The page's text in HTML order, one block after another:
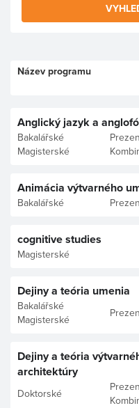
Název programu
Anglický jazyk a
Bakalářské
Magisterské
Animácia výtvarného
Bakalářské
cognitive studies
Magisterské
Dejiny a teória umenia
Bakalářské
Magisterské
Dejiny a teória
architektúry
Doktorské